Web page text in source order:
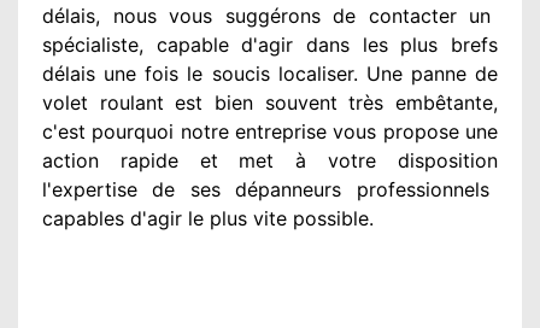
délais, nous vous suggéronsde contacterun
spécialiste, capable d'agir dans les plus brefs
délais une fois le soucislocaliser. Une panne de
volet roulant est bien souvent très embêtante,
c'est pourquoi notre entreprise vous propose une
action rapide et met à votre disposition
l'expertise de ses dépanneurs professionnels
capables d'agir le plus vite possible.